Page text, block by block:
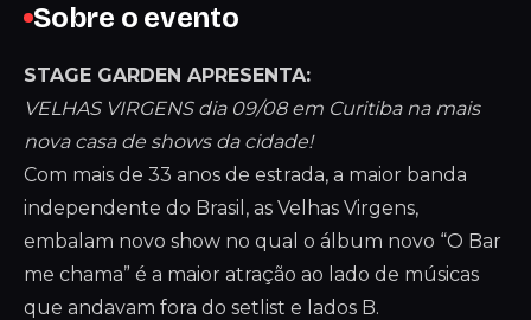
Sobre o evento
STAGE GARDEN APRESENTA:
VELHAS VIRGENS dia 09/08 em Curitiba na mais
nova casa de shows da cidade!
Com mais de 33 anos de estrada, a maior banda
independente do Brasil, as Velhas Virgens,
embalam novo show no qual o álbum novo “O Bar
me chama” é a maior atração ao lado de músicas
que andavam fora do setlist e lados B.